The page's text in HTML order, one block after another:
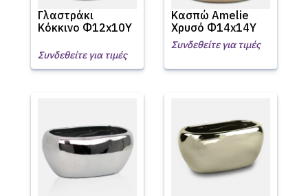
Γλαστράκι
Κόκκινο Φ12x10Υ
Συνδεθείτε για τιμές
Κασπώ Amelie
Χρυσό Φ14x14Υ
Συνδεθείτε για τιμές